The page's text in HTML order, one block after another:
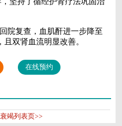
复查，血肌酐进一步降至
且双肾血流明显改善。
在线预约
竭列表页>>